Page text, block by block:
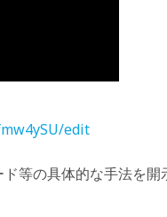
edit
等の具体的な手法を開